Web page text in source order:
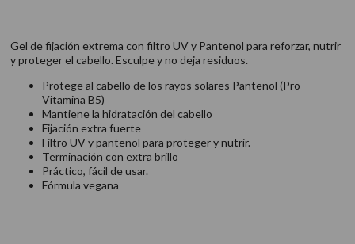
Gel de fijación extrema con filtro UV y Pantenol para reforzar, nutrir
y proteger el cabello. Esculpe y no deja residuos.
Protege al cabello de los rayos solares Pantenol (Pro
Vitamina B5)
Mantiene la hidratación del cabello
Fijación extra fuerte
Filtro UV y pantenol para proteger y nutrir.
Terminación con extra brillo
Práctico, fácil de usar.
Fórmula vegana